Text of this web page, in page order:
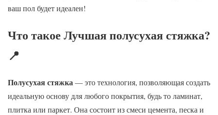
ваш пол будет идеален!
Что такое Лучшая полусухая стяжка?
📍
Полусухая стяжка— это технология, позволяющая создать
идеальную основу для любого покрытия, будь то ламинат,
плитка или паркет. Она состоит из смеси цемента, песка и